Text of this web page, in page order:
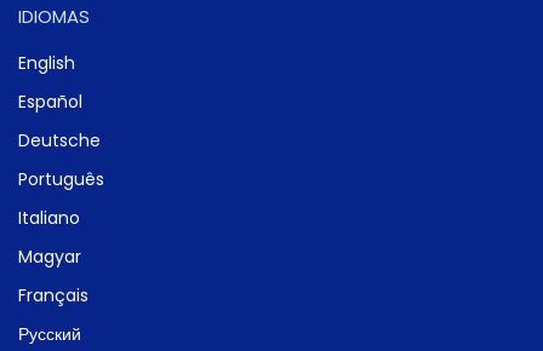
IDIOMAS
English
Español
Deutsche
Português
Italiano
Magyar
Français
Русский